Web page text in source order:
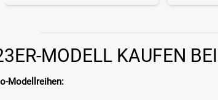
MODELL KAUFEN
Modellreihen: